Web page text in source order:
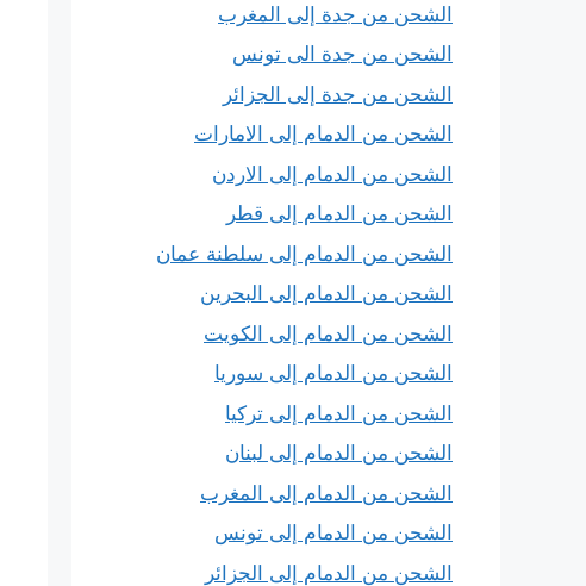
الشحن من جدة إلى المغرب
الشحن من جدة الى تونس
الشحن من جدة إلى الجزائر
الشحن من الدمام إلى الامارات
الشحن من الدمام إلى الاردن
الشحن من الدمام إلى قطر
الشحن من الدمام إلى سلطنة عمان
الشحن من الدمام إلى البحرين
الشحن من الدمام إلى الكويت
الشحن من الدمام إلى سوريا
الشحن من الدمام إلى تركيا
الشحن من الدمام إلى لبنان
الشحن من الدمام إلى المغرب
الشحن من الدمام إلى تونس
الشحن من الدمام إلى الجزائر